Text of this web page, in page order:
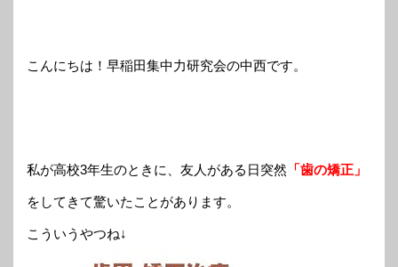
こんにちは！早稲田集中力研究会の中西です。
私が高校3年生のときに、友人がある日突然 「歯の矯正」
をしてきて驚いたことがあります。
こういうやつね↓